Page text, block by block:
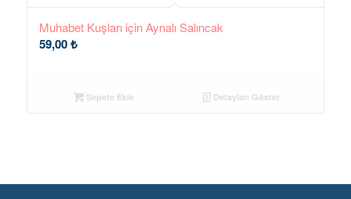
Muhabet Kuşları için Aynalı Salıncak
59,00₺
Sepete Ekle Detayları Göster